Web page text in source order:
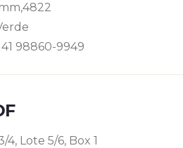
41 98860-9949
4, Lote 5/6, Box 1